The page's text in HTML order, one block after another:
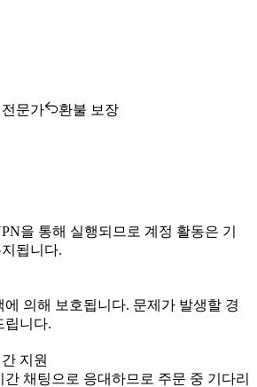
문가 환불 보장
을 통해 실행되므로 계정 활동은 기
됩니다.
에 의해 보호됩니다. 문제가 발생할 경
립니다.
지원
채팅으로 응대하므로 주문 중 기다리